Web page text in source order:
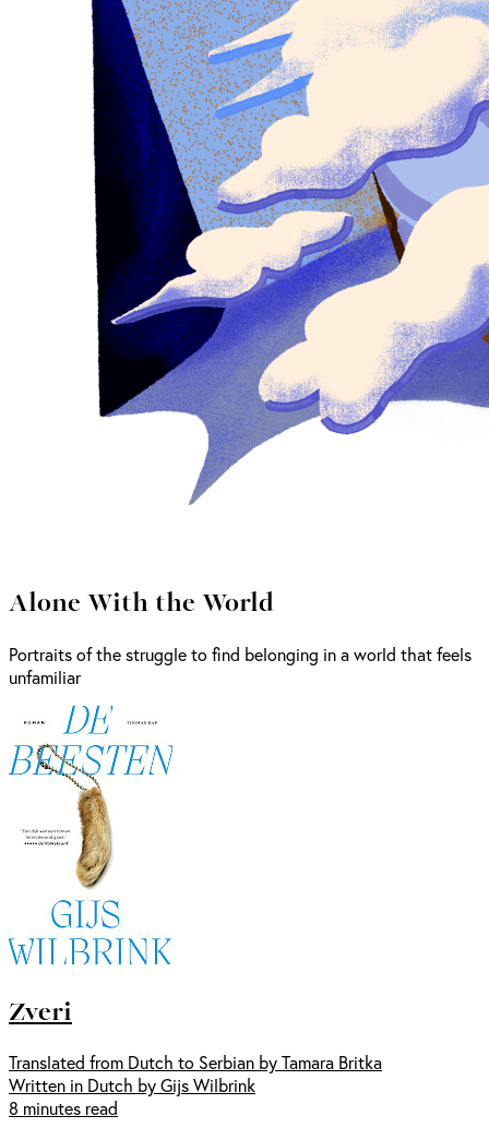
Alone With the World
Portraits of the struggle to find belonging in a world that feels
unfamiliar
Zveri
Translated from Dutch to Serbian by Tamara Britka
Written in Dutch by Gijs Wilbrink
8 minutes read